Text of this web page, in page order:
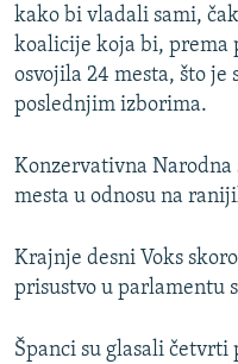
kako bi vladali sami,
koalicije koja bi,
osvojila 24 mesta, što je
poslednjim izborima.
Konzervativna Narodna
mesta u odnosu na
Krajnje desni Voks
prisustvo u parlamentu
Španci su glasali